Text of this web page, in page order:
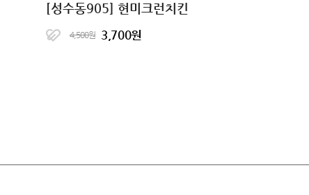
[성수동905] 현미크런치킨
4,500원 3,700원